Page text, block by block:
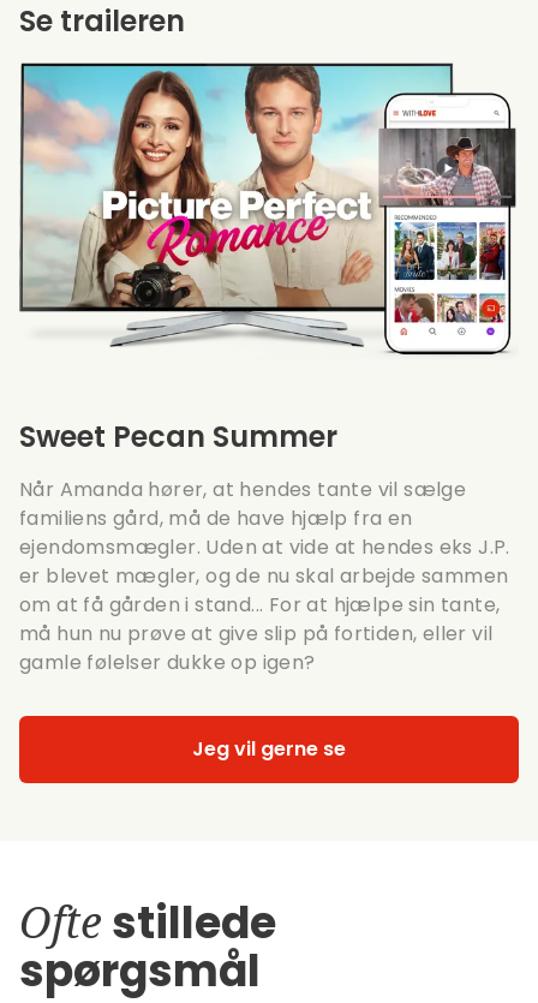
Sweet Pecan Summer
Når Amanda hører, at hendes tante vil sælge
familiens gård, må de have hjælp fra en
ejendomsmægler. Uden at vide at hendes eks J.P.
er blevet mægler, og de nu skal arbejde sammen
om at få gården i stand... For at hjælpe sin tante,
må hun nu prøve at give slip på fortiden, eller vil
gamle følelser dukke op igen?
Jeg vil gerne se
Se traileren
Ofte stillede
spørgsmål